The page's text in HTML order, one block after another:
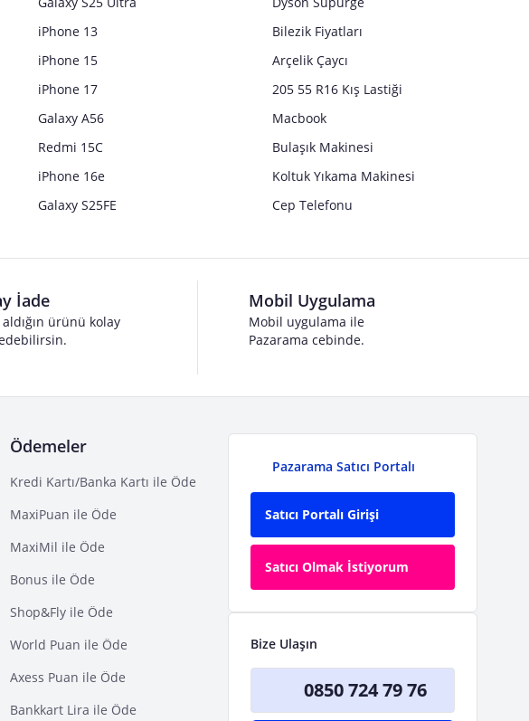
iPhone 13
iPhone 15
iPhone 17
Galaxy A56
Redmi 15C
iPhone 16e
Galaxy S25FE
Bilezik Fiyatları
Arçelik Çaycı
205 55 R16 Kış Lastiği
Macbook
Bulaşık Makinesi
Koltuk Yıkama Makinesi
Cep Telefonu
İade
aldığın ürünü kolay
Mobil Uygulama
Mobil uygulama ile
Pazarama cebinde.
Ödemeler
Kredi Kartı/Banka Kartı ile Öde
MaxiPuan ile Öde
MaxiMil ile Öde
Bonus ile Öde
Shop&Fly ile Öde
World Puan ile Öde
Axess Puan ile Öde
Bankkart Lira ile Öde
Pazarama Satıcı Portalı
Satıcı Portalı Girişi
Satıcı Olmak İstiyorum
Bize Ulaşın
0850 724 79 76